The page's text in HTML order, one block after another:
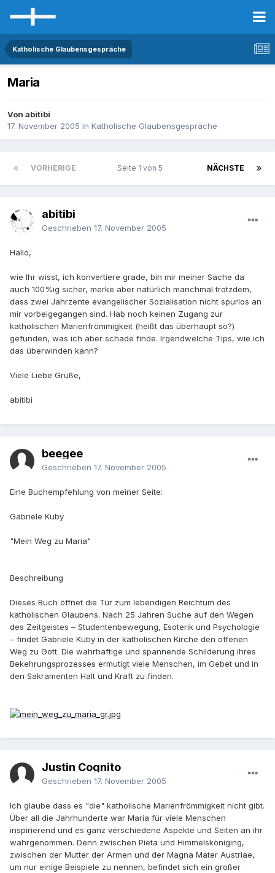
Katholische Glaubensgespräche
Maria
Von abitibi
17. November 2005 in Katholische Glaubensgespräche
VORHERIGE NÄCHSTE
Seite 1 von 5
abitibi
Geschrieben 17. November 2005
Hallo,
wie Ihr wisst, ich konvertiere grade, bin mir meiner Sache da
auch 100%ig sicher, merke aber natürlich manchmal trotzdem,
dass zwei Jahrzente evangelischer Sozialisation nicht spurlos an
mir vorbeigegangen sind. Hab noch keinen Zugang zur
katholischen Marienfrömmigkeit (heißt das überhaupt so?)
gefunden, was ich aber schade finde. Irgendwelche Tips, wie ich
das überwinden kann?
Viele Liebe Grüße,
abitibi
beegee
Geschrieben 17. November 2005
Eine Buchempfehlung von meiner Seite:
Gabriele Kuby
"Mein Weg zu Maria"
Beschreibung
Dieses Buch öffnet die Tür zum lebendigen Reichtum des
katholischen Glaubens. Nach 25 Jahren Suche auf den Wegen
des Zeitgeistes – Studentenbewegung, Esoterik und Psychologie
– findet Gabriele Kuby in der katholischen Kirche den offenen
Weg zu Gott. Die wahrhaftige und spannende Schilderung ihres
Bekehrungsprozesses ermutigt viele Menschen, im Gebet und in
den Sakramenten Halt und Kraft zu finden.
Justin Cognito
Geschrieben 17. November 2005
Ich glaube dass es "die" katholische Marienfrömmigkeit nicht gibt.
Über all die Jahrhunderte war Maria für viele Menschen
inspirierend und es ganz verschiedene Aspekte und Seiten an ihr
wahrgenommen. Denn zwischen Pieta und Himmelsköniging,
zwischen der Mutter der Armen und der Magna Mater Austriae,
um nur einige Beispiele zu nennen, befindet sich ein großer